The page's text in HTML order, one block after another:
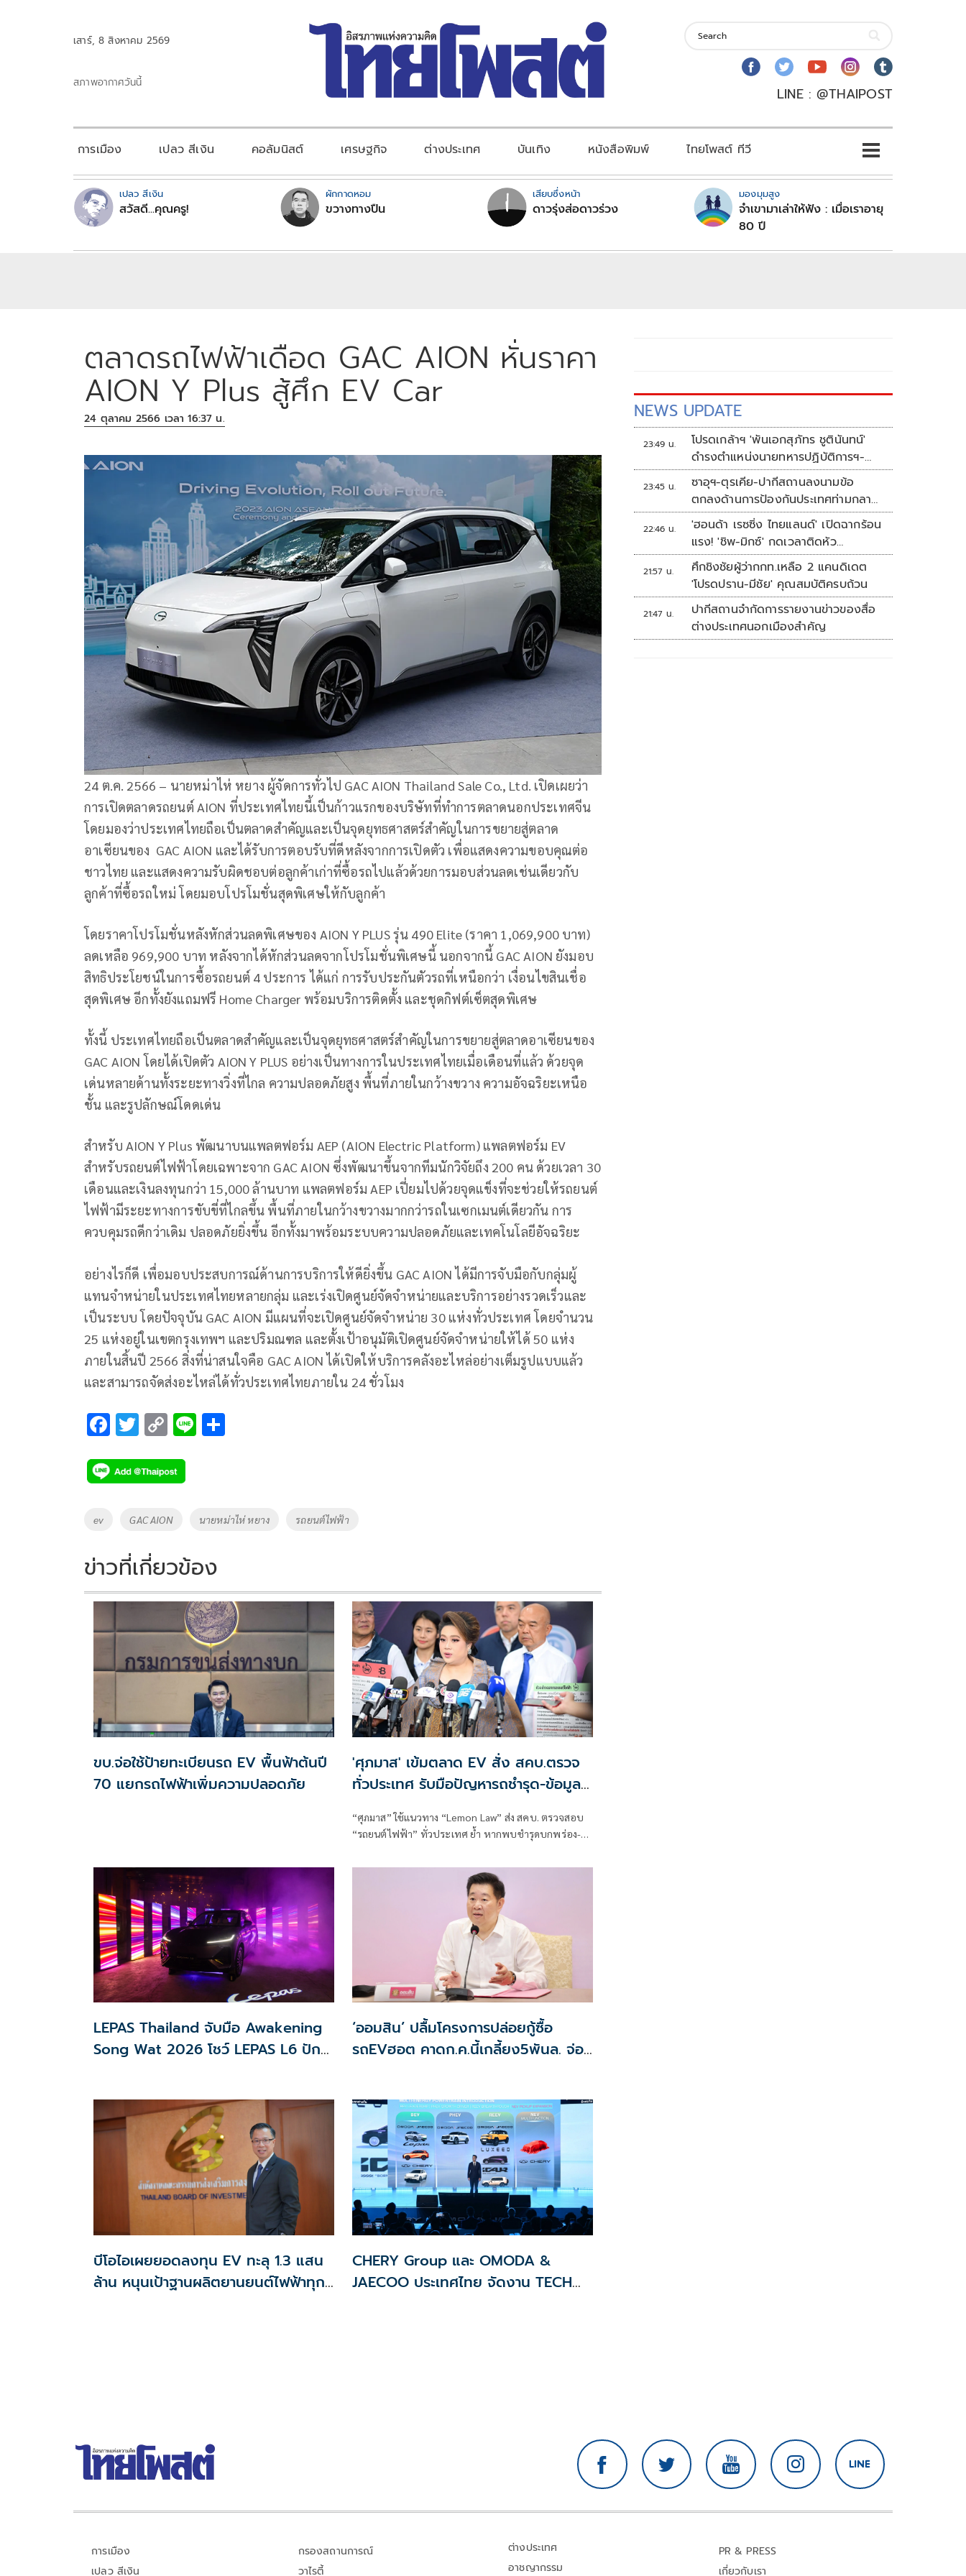
เสาร์, 8 สิงหาคม 2569
สภาพอากาศวันนี้
LINE : @THAIPOST
การเมือง เปลว สีเงิน คอลัมนิสต์ เศรษฐกิจ ต่างประเทศ บันเทิง หนังสือพิมพ์ ไทยโพสต์ ทีวี
เปลว สีเงิน
สวัสดี...คุณครู!
ผักกาดหอม
ขวางทางปืน
เสียบซึ่งหน้า
ดาวรุ่งส่อดาวร่วง
มองมุมสูง
จำเขามาเล่าให้ฟัง : เมื่อเราอายุ
80 ปี
ตลาดรถไฟฟ้าเดือด GAC AION หั่นราคา
AION Y Plus สู้ศึก EV Car
24 ตุลาคม 2566 เวลา 16:37 น.
24 ต.ค. 2566 – นายหม่าไห่ หยาง ผู้จัดการทั่วไป GAC AION Thailand Sale Co., Ltd. เปิดเผยว่า
การเปิดตลาดรถยนต์ AION ที่ประเทศไทยนี้เป็นก้าวแรกของบริษัทที่ทำการตลาดนอกประเทศจีน
โดยมองว่าประเทศไทยถือเป็นตลาดสำคัญและเป็นจุดยุทธศาสตร์สำคัญในการขยายสู่ตลาด
อาเซียนของ GAC AION และได้รับการตอบรับที่ดีหลังจากการเปิดตัว เพื่อแสดงความขอบคุณต่อ
ชาวไทย และแสดงความรับผิดชอบต่อลูกค้าเก่าที่ซื้อรถไปแล้วด้วยการมอบส่วนลดเช่นเดียวกับ
ลูกค้าที่ซื้อรถใหม่ โดยมอบโปรโมชั่นสุดพิเศษให้กับลูกค้า
โดยราคาโปรโมชั่นหลังหักส่วนลดพิเศษของ AION Y PLUS รุ่น 490 Elite (ราคา 1,069,900 บาท)
ลดเหลือ 969,900 บาท หลังจากได้หักส่วนลดจากโปรโมชั่นพิเศษนี้ นอกจากนี้ GAC AION ยังมอบ
สิทธิประโยชน์ในการซื้อรถยนต์ 4 ประการ ได้แก่ การรับประกันตัวรถที่เหนือกว่า เงื่อนไขสินเชื่อ
สุดพิเศษ อีกทั้งยังแถมฟรี Home Charger พร้อมบริการติดตั้ง และชุดกิฟต์เซ็ตสุดพิเศษ
ทั้งนี้ ประเทศไทยถือเป็นตลาดสำคัญและเป็นจุดยุทธศาสตร์สำคัญในการขยายสู่ตลาดอาเซียนของ
GAC AION โดยได้เปิดตัว AION Y PLUS อย่างเป็นทางการในประเทศไทยเมื่อเดือนที่แล้ว ด้วยจุด
เด่นหลายด้านทั้งระยะทางวิ่งที่ไกล ความปลอดภัยสูง พื้นที่ภายในกว้างขวาง ความอัจฉริยะเหนือ
ชั้น และรูปลักษณ์โดดเด่น
สำหรับ AION Y Plus พัฒนาบนแพลตฟอร์ม AEP (AION Electric Platform) แพลตฟอร์ม EV
สำหรับรถยนต์ไฟฟ้าโดยเฉพาะจาก GAC AION ซึ่งพัฒนาขึ้นจากทีมนักวิจัยถึง 200 คน ด้วยเวลา 30
เดือนและเงินลงทุนกว่า 15,000 ล้านบาท แพลตฟอร์ม AEP เปี่ยมไปด้วยจุดแข็งที่จะช่วยให้รถยนต์
ไฟฟ้ามีระยะทางการขับขี่ที่ไกลขึ้น พื้นที่ภายในกว้างขวางมากกว่ารถในเซกเมนต์เดียวกัน การ
ควบคุมรถดีกว่าเดิม ปลอดภัยยิ่งขึ้น อีกทั้งมาพร้อมระบบความปลอดภัยและเทคโนโลยีอัจฉริยะ
อย่างไรก็ดี เพื่อมอบประสบการณ์ด้านการบริการให้ดียิ่งขึ้น GAC AION ได้มีการจับมือกับกลุ่มผู้
แทนจำหน่ายในประเทศไทยหลายกลุ่ม และเร่งเปิดศูนย์จัดจำหน่ายและบริการอย่างรวดเร็วและ
เป็นระบบ โดยปัจจุบัน GAC AION มีแผนที่จะเปิดศูนย์จัดจำหน่าย 30 แห่งทั่วประเทศ โดยจำนวน
25 แห่งอยู่ในเขตกรุงเทพฯ และปริมณฑล และตั้งเป้าอนุมัติเปิดศูนย์จัดจำหน่ายให้ได้ 50 แห่ง
ภายในสิ้นปี 2566 สิ่งที่น่าสนใจคือ GAC AION ได้เปิดให้บริการคลังอะไหล่อย่างเต็มรูปแบบแล้ว
และสามารถจัดส่งอะไหล่ได้ทั่วประเทศไทยภายใน 24 ชั่วโมง
F
e
b
k
T
tt
er
C
p
y
Li
k
Li
Tags
ev GAC AION นายหม่าไห่ หยาง รถยนต์ไฟฟ้า
ข่าวที่เกี่ยวข้อง
ขบ.จ่อใช้ป้ายทะเบียนรถ EV พื้นฟ้าต้นปี
70 แยกรถไฟฟ้าเพิ่มความปลอดภัย
'ศุภมาส' เข้มตลาด EV สั่ง สคบ.ตรวจ
ทั่วประเทศ รับมือปัญหารถชำรุด-ข้อมูล
“ศุภมาส” ใช้แนวทาง “Lemon Law” ส่ง สคบ. ตรวจสอบ
“รถยนต์ไฟฟ้า” ทั่วประเทศ ย้ำ หากพบชำรุดบกพร่อง-
LEPAS Thailand จับมือ Awakening
Song Wat 2026 โชว์ LEPAS L6 ปัก
‘ออมสิน’ ปลื้มโครงการปล่อยกู้ซื้อ
รถEVฮอต คาดก.ค.นี้เกลี้ยง5พันล. จ่อ
บีโอไอเผยยอดลงทุน EV ทะลุ 1.3 แสน
ล้าน หนุนเป้าฐานผลิตยานยนต์ไฟฟ้าทุก
CHERY Group และ OMODA &
JAECOO ประเทศไทย จัดงาน TECH
NEWS UPDATE
23:49 น.
โปรดเกล้าฯ 'พันเอกสุภัทร ชูตินันทน์'
ดำรงตำแหน่งนายทหารปฏิบัติการฯ-
พระราชทานยศ 'พลตรี'
23:45 น.
ซาอุฯ-ตุรเคีย-ปากีสถานลงนามข้อ
ตกลงด้านการป้องกันประเทศท่ามกลาง
สงครามในภูมิภาค
22:46 น.
'ฮอนด้า เรซซิ่ง ไทยแลนด์' เปิดฉากร้อน
แรง! 'ชิพ-มิกซ์' กดเวลาติดหัว
แถว ARRC สนาม 4 ที่มัลดาลิกา
21:57 น.
ศึกชิงชัยผู้ว่ากกท.เหลือ 2 แคนดิเดต
'โปรดปราน-มีชัย' คุณสมบัติครบถ้วน
21:47 น.
ปากีสถานจำกัดการรายงานข่าวของสื่อ
ต่างประเทศนอกเมืองสำคัญ
การเมือง
เปลว สีเงิน
กรองสถานการณ์
วาไรตี้
ต่างประเทศ
อาชญากรรม
PR & PRESS
เกี่ยวกับเรา